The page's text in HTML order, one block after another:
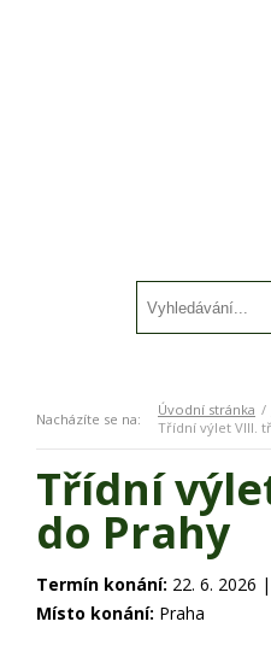
Nacházíte se na: Úvodní stránka
Třídní výlet VIII.
Třídní
do Prahy
Termín konání: 22. 6. 2026
Místo konání: Praha